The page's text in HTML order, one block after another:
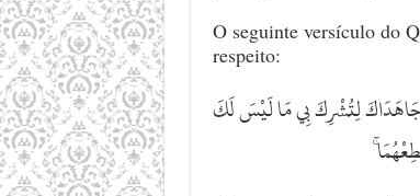
O seguinte versículo do
respeito:
لِتُشْرِكَ بِي مَا لَيْسَ لَكَ
ۚ